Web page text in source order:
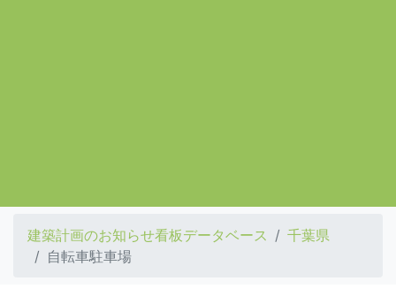
建築計画のお知らせ看板データベース
千葉県
自転車駐車場